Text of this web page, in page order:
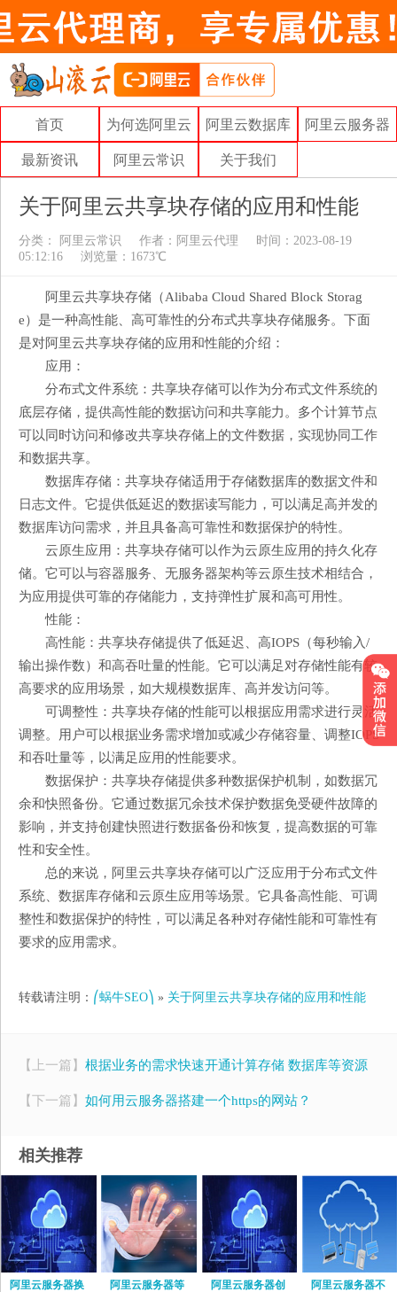
首页 为何选阿里云 阿里云数据库 阿里云服务器
最新资讯 阿里云常识 关于我们
关于阿里云共享块存储的应用和性能
分类： 阿里云常识 作者： 阿里云代理
时间：2023-08-19
05:12:16
浏览量：1673℃
阿里云共享块存储（Alibaba Cloud Shared Block Storag
e）是一种高性能、高可靠性的分布式共享块存储服务。下面
是对阿里云共享块存储的应用和性能的介绍：
应用：
分布式文件系统：共享块存储可以作为分布式文件系统的
底层存储，提供高性能的数据访问和共享能力。多个计算节点
可以同时访问和修改共享块存储上的文件数据，实现协同工作
和数据共享。
数据库存储：共享块存储适用于存储数据库的数据文件和
日志文件。它提供低延迟的数据读写能力，可以满足高并发的
数据库访问需求，并且具备高可靠性和数据保护的特性。
云原生应用：共享块存储可以作为云原生应用的持久化存
储。它可以与容器服务、无服务器架构等云原生技术相结合，
为应用提供可靠的存储能力，支持弹性扩展和高可用性。
性能：
高性能：共享块存储提供了低延迟、高IOPS（每秒输入/
输出操作数）和高吞吐量的性能。它可以满足对存储性能有较
高要求的应用场景，如大规模数据库、高并发访问等。
可调整性：共享块存储的性能可以根据应用需求进行灵活
调整。用户可以根据业务需求增加或减少存储容量、调整IOPS
和吞吐量等，以满足应用的性能要求。
数据保护：共享块存储提供多种数据保护机制，如数据冗
余和快照备份。它通过数据冗余技术保护数据免受硬件故障的
影响，并支持创建快照进行数据备份和恢复，提高数据的可靠
性和安全性。
总的来说，阿里云共享块存储可以广泛应用于分布式文件
系统、数据库存储和云原生应用等场景。它具备高性能、可调
整性和数据保护的特性，可以满足各种对存储性能和可靠性有
要求的应用需求。
转载请注明： ⎛蜗牛SEO⎞ » 关于阿里云共享块存储的应用和性能
【上一篇】 根据业务的需求快速开通计算存储 数据库等资源
【下一篇】 如何用云服务器搭建一个https的网站？
相关推荐
阿里云服务器换
阿里云服务器等
阿里云服务器创
阿里云服务器不